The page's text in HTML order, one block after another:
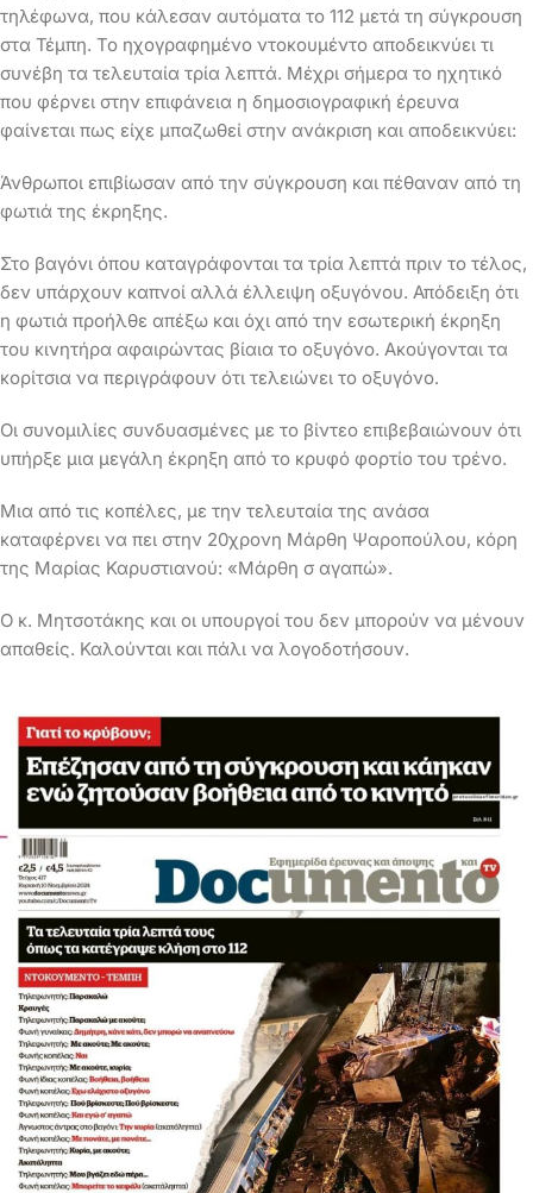
τηλέφωνα, που κάλεσαν αυτόματα το 112 μετά τη σύγκρουση
στα Τέμπη. Το ηχογραφημένο ντοκουμέντο αποδεικνύει τι
συνέβη τα τελευταία τρία λεπτά. Μέχρι σήμερα το ηχητικό
που φέρνει στην επιφάνεια η δημοσιογραφική έρευνα
φαίνεται πως είχε μπαζωθεί στην ανάκριση και αποδεικνύει:
Άνθρωποι επιβίωσαν από την σύγκρουση και πέθαναν από τη
φωτιά της έκρηξης.
Στο βαγόνι όπου καταγράφονται τα τρία λεπτά πριν το τέλος,
δεν υπάρχουν καπνοί αλλά έλλειψη οξυγόνου. Απόδειξη ότι
η φωτιά προήλθε απέξω και όχι από την εσωτερική έκρηξη
του κινητήρα αφαιρώντας βίαια το οξυγόνο. Ακούγονται τα
κορίτσια να περιγράφουν ότι τελειώνει το οξυγόνο.
Οι συνομιλίες συνδυασμένες με το βίντεο επιβεβαιώνουν ότι
υπήρξε μια μεγάλη έκρηξη από το κρυφό φορτίο του τρένο.
Μια από τις κοπέλες, με την τελευταία της ανάσα
καταφέρνει να πει στην 20χρονη Μάρθη Ψαροπούλου, κόρη
της Μαρίας Καρυστιανού: «Μάρθη σ αγαπώ».
Ο κ. Μητσοτάκης και οι υπουργοί του δεν μπορούν να μένουν
απαθείς. Καλούνται και πάλι να λογοδοτήσουν.